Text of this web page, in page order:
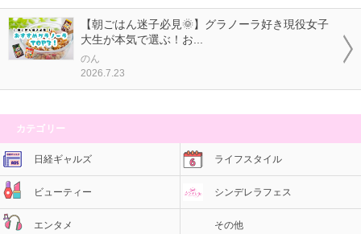
【朝ごはん迷子必見🌞】グラノーラ好き現役女子
大生が本気で選ぶ！お...
のん
2026.7.23
カテゴリー
日経ギャルズ ライフスタイル
ビューティー シンデレラフェス
エンタメ その他